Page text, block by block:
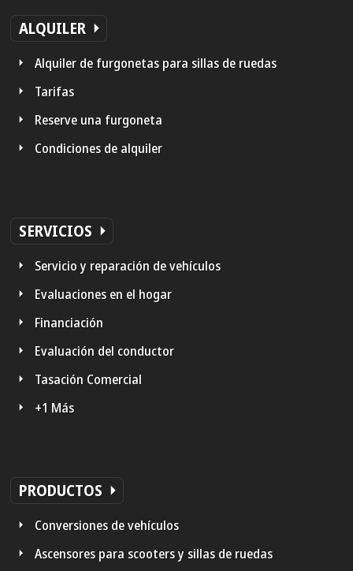
ALQUILER
Alquiler de furgonetas para sillas de ruedas
Tarifas
Reserve una furgoneta
Condiciones de alquiler
SERVICIOS
Servicio y reparación de vehículos
Evaluaciones en el hogar
Financiación
Evaluación del conductor
Tasación Comercial
+1 Más
PRODUCTOS
Conversiones de vehículos
Ascensores para scooters y sillas de ruedas